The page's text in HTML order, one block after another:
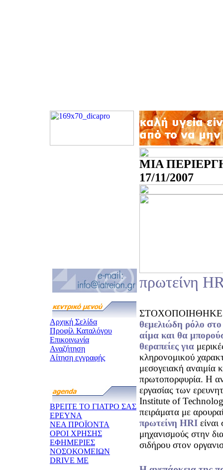
Αρχική Σελίδα
Προφίλ Καταλόγου
Επικοινωνία
Αναζήτηση
Αίτηση εγγραφής
ΒΡΕΙΤΕ ΤΟ ΓΙΑΤΡΟ ΣΑΣ
ΕΡΕΥΝΑ
ΝΕΑ ΠΡΟΪΟΝΤΑ
ΟΡΟΙ ΧΡΗΣΗΣ
ΕΦΗΜΕΡΙΕΣ
ΝΟΣΟΚΟΜΕΙΩΝ
DRIVE ME
ΜΙΑ
17/11/2007
πρωτείνη
ΣΤΟΧΟΠΟΙΗΘΗΚΕ η
θεμελιώδη ρόλο
αίμα και θα
θεραπείες για
κληρονομικού
μεσογειακή αναιμία
πρωτοπορφυρία. Η
εργασίας των
Institute of
πειράματα με
πρωτείνη HRI
μηχανισμούς στην
σιδήρου στον